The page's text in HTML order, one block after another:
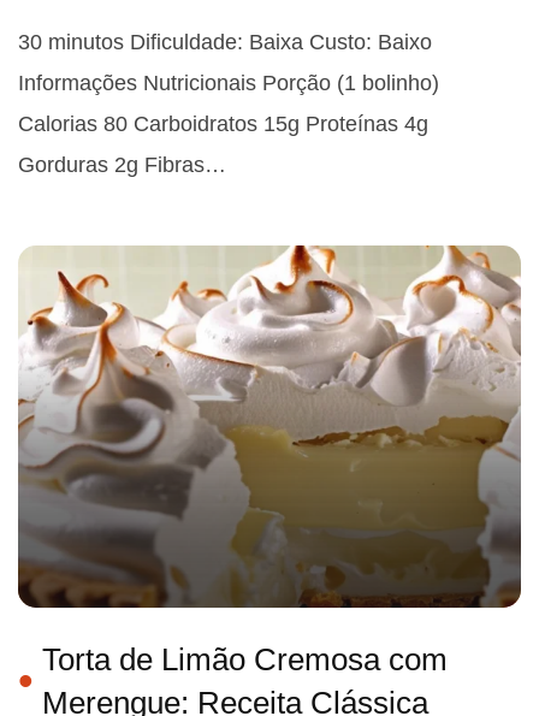
30 minutos Dificuldade: Baixa Custo: Baixo
Informações Nutricionais Porção (1 bolinho)
Calorias 80 Carboidratos 15g Proteínas 4g
Gorduras 2g Fibras…
Torta de Limão Cremosa com
Merengue: Receita Clássica